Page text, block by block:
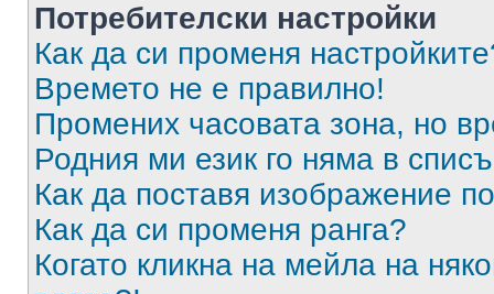
Потребителски настройки
Как да си променя
Времето не е правилно!
Промених часовата зона, но
Родния ми език го няма в
Как да поставя изображение
Как да си променя ранга?
Когато кликна на мейла на